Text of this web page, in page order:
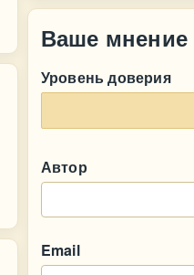
Ваше мнение
Уровень доверия
Автор
Email